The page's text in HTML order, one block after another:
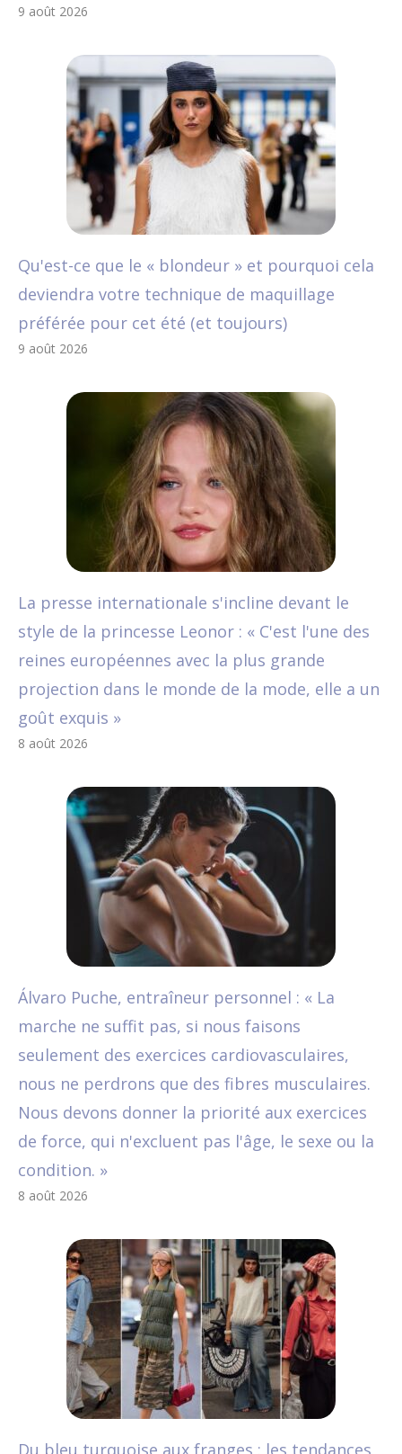
9 août 2026
Qu'est-ce que le « blondeur » et pourquoi cela
deviendra votre technique de maquillage
préférée pour cet été (et toujours)
9 août 2026
La presse internationale s'incline devant le
style de la princesse Leonor : « C'est l'une des
reines européennes avec la plus grande
projection dans le monde de la mode, elle a un
goût exquis »
8 août 2026
Álvaro Puche, entraîneur personnel : « La
marche ne suffit pas, si nous faisons
seulement des exercices cardiovasculaires,
nous ne perdrons que des fibres musculaires.
Nous devons donner la priorité aux exercices
de force, qui n'excluent pas l'âge, le sexe ou la
condition. »
8 août 2026
Du bleu turquoise aux franges : les tendances